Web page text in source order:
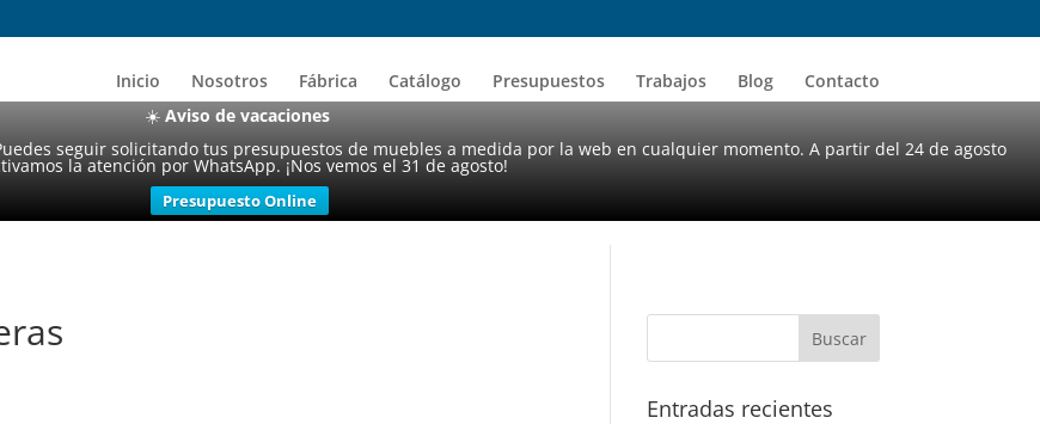
☀️ Aviso de vacaciones
seguir solicitando tus presupuestos de muebles a medida por la web en cualquier momento. A partir del 24 de agosto
la atención por WhatsApp. ¡Nos vemos el 31 de agosto!
Presupuesto Online
Inicio Nosotros Fábrica Catálogo Presupuestos Trabajos Blog Contacto
Entradas recientes